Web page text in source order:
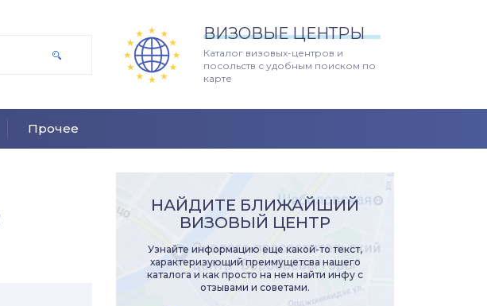
ВИЗОВЫЕ ЦЕНТРЫ
Каталог визовых-центров и
посольств с удобным поиском по
карте
Прочее
НАЙДИТЕ БЛИЖАЙШИЙ
ВИЗОВЫЙ ЦЕНТР
Узнайте информацию еще какой-то текст,
характеризующий преимущетсва нашего
каталога и как просто на нем найти инфу с
отзывами и советами.